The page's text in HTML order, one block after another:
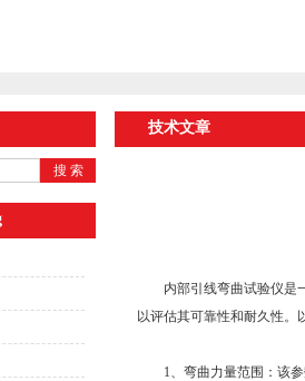
技术文章
内部引线弯曲试验仪是一
以评估其可靠性和耐久性。
1、弯曲力量范围：该参